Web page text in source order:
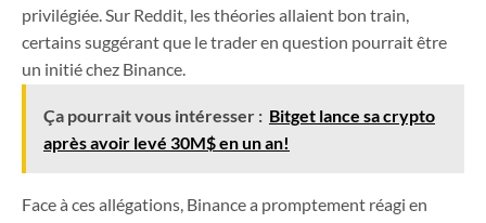
privilégiée. Sur Reddit, les théories allaient bon train,
certains suggérant que le trader en question pourrait être
un initié chez Binance.
Ça pourrait vous intéresser : Bitget lance sa crypto
après avoir levé 30M$ en un an!
Face à ces allégations, Binance a promptement réagi en